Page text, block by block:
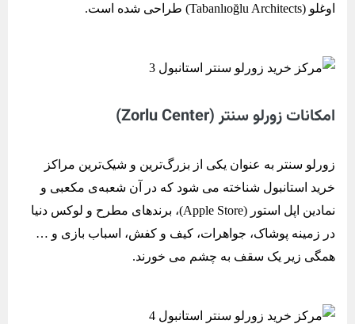
اوغلو (Tabanlıoğlu Architects) طراحی شده است.
امکانات زورلو سنتر (Zorlu Center)
زورلو سنتر به عنوان یکی از بزرگ‌ترین و شیک‌ترین مراکز
خرید استانبول شناخته می شود که در آن شعبه‌ی مکعبی و
نمادین اپل استور (Apple Store)، برندهای مطرح و لوکس دنیا
در زمینه پوشاک، جواهرات، کیف و کفش، اسباب بازی و …
همگی زیر یک سقف به چشم می خورند.